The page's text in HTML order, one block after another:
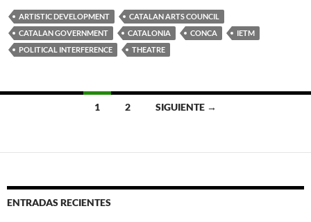
ARTISTIC DEVELOPMENT
CATALAN ARTS COUNCIL
CATALAN GOVERNMENT
CATALONIA CONCA
IETM
POLITICAL INTERFERENCE
THEATRE
las
1 2 SIGUIENTE →
ENTRADAS RECIENTES